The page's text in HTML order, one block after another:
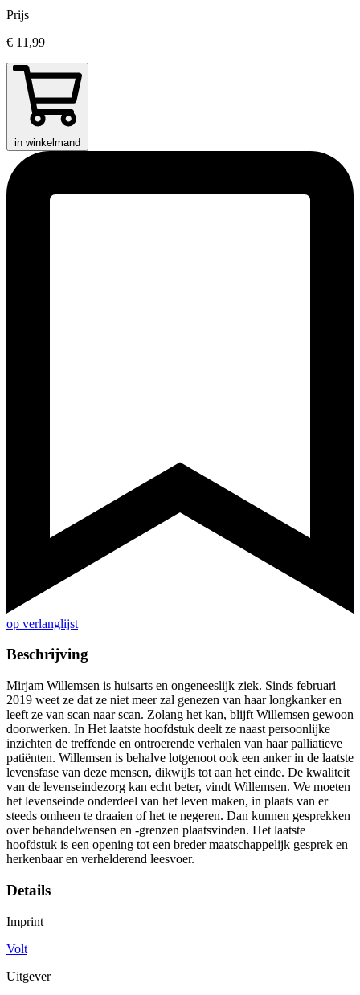
Prijs
€ 11,99
in winkelmand
op verlanglijst
Beschrijving
Mirjam Willemsen is huisarts en ongeneeslijk ziek. Sinds februari
2019 weet ze dat ze niet meer zal genezen van haar longkanker en
leeft ze van scan naar scan. Zolang het kan, blijft Willemsen gewoon
doorwerken. In Het laatste hoofdstuk deelt ze naast persoonlijke
inzichten de treffende en ontroerende verhalen van haar palliatieve
patiënten. Willemsen is behalve lotgenoot ook een anker in de laatste
levensfase van deze mensen, dikwijls tot aan het einde. De kwaliteit
van de levenseindezorg kan echt beter, vindt Willemsen. We moeten
het levenseinde onderdeel van het leven maken, in plaats van er
steeds omheen te draaien of het te negeren. Dan kunnen gesprekken
over behandelwensen en -grenzen plaatsvinden. Het laatste
hoofdstuk is een opening tot een breder maatschappelijk gesprek en
herkenbaar en verhelderend leesvoer.
Details
Imprint
Volt
Uitgever